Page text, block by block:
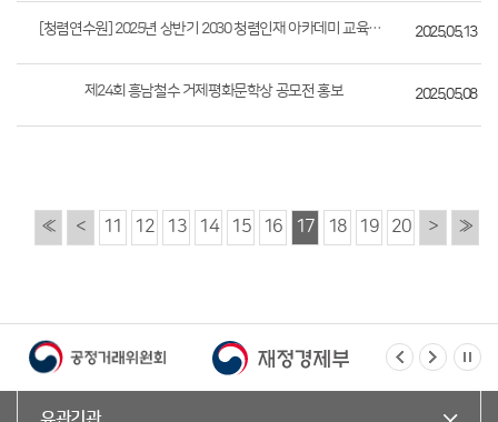
[청렴연수원] 2025년 상반기 2030 청렴인재 아카데미 교육생 모집 2025.05.13
제24회 흥남철수 거제평화문학상 공모전 홍보 2025.05.08
« < 11 12 13 14 15 16 17 18 19 20 > »